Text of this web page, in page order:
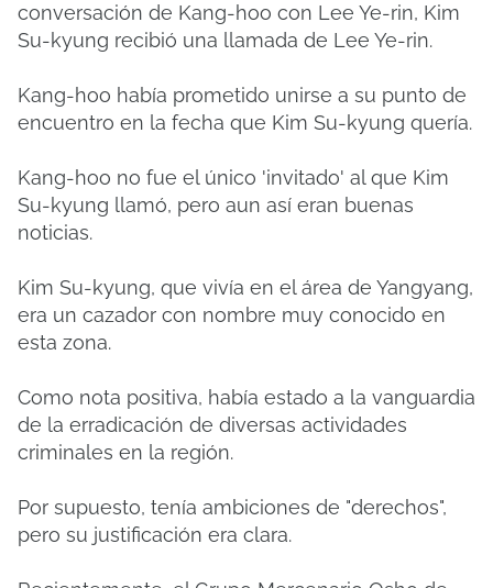
conversación de Kang-hoo con Lee Ye-rin, Kim
Su-kyung recibió una llamada de Lee Ye-rin.
Kang-hoo había prometido unirse a su punto de
encuentro en la fecha que Kim Su-kyung quería.
Kang-hoo no fue el único 'invitado' al que Kim
Su-kyung llamó, pero aun así eran buenas
noticias.
Kim Su-kyung, que vivía en el área de Yangyang,
era un cazador con nombre muy conocido en
esta zona.
Como nota positiva, había estado a la vanguardia
de la erradicación de diversas actividades
criminales en la región.
Por supuesto, tenía ambiciones de "derechos",
pero su justificación era clara.